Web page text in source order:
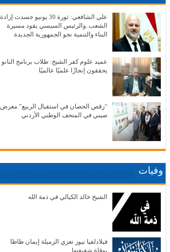
علي الشافعي: ثورة 30 يونيو جسدت إرادة
الشعب..والرئيس السيسي يقود مسيرة
البناء والتنمية نحو الجمهورية الجديدة
عميد علوم كفر الشيخ: طلاب برنامج النانو
يحققون إنجازًا علميًا عالميًا
“رقص الحصان في استقبال الربيع” معرض
صيني في المتحف الوطني الأردني
وفيات
الشيخ خالد الكيالي في ذمة الله
فيلادلفيا نيوز تعزي الزميلة إيمان ظاظا
بوفاة شقيقتها